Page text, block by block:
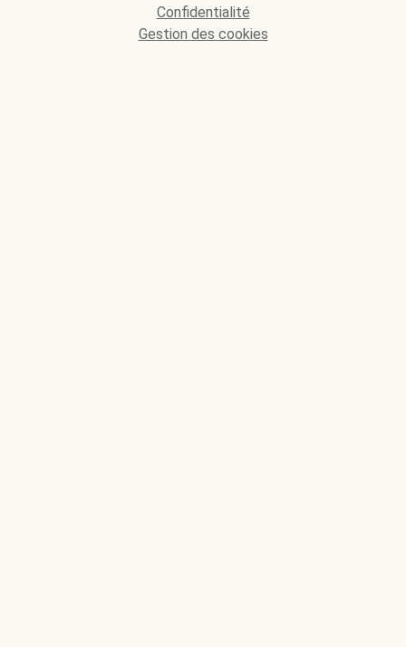
Confidentialité
Gestion des cookies